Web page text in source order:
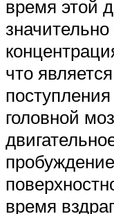
время этой
что
головной
время